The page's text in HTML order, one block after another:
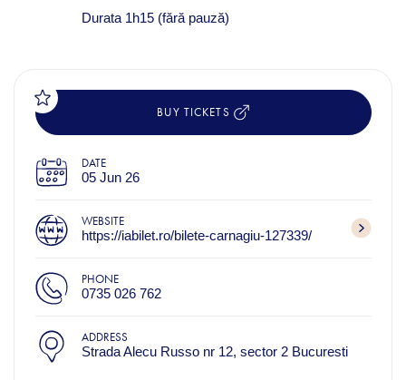
Durata 1h15 (fără pauză)
BUY TICKETS
DATE
05 Jun 26
WEBSITE
https://iabilet.ro/bilete-carnagiu-127339/
PHONE
0735 026 762
ADDRESS
Strada Alecu Russo nr 12, sector 2 Bucuresti